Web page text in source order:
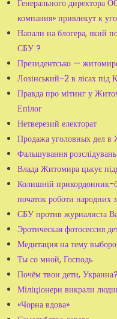
Генерального директора
компания» привлекут к
Напали на блогера, який
СБУ ?
Президентсько —
Лозінський-2 в лісах під
Правда про мітинг у
Епілог
Нетверезий електорат
Продажа уголовных дел в
Фальшування розслідувань
Влада Житомира цькує
Колишній прикордонник-
початок роботи народних
СБУ против журналиста
Эротическая фотосессия
Медитация на тему
Ты со мной, Господь
Почём твои дети, Украина?
Міліціонери викрали
«Чорна вдова»